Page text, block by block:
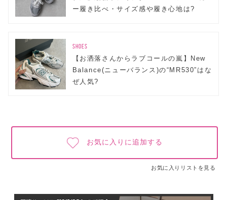
ー履き比べ・サイズ感や履き心地は?
SHOES
【お洒落さんからラブコールの嵐】New
Balance(ニューバランス)の“MR530”はな
ぜ人気?
お気に入りに追加する
お気に入りリストを見る